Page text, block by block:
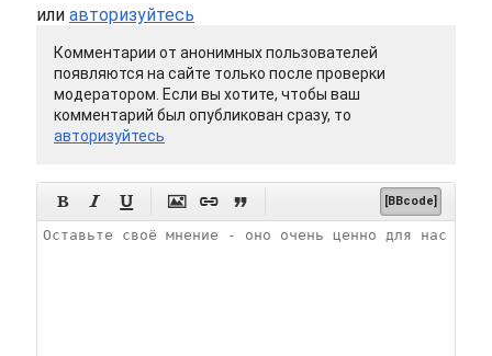
или авторизуйтесь
Комментарии от анонимных пользователей
появляются на сайте только после проверки
модератором. Если вы хотите, чтобы ваш
комментарий был опубликован сразу, то
авторизуйтесь
      [BBcode]